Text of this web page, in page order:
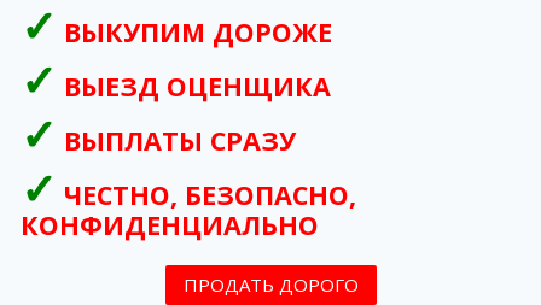
ВЫКУПИМ ДОРОЖЕ
ВЫЕЗД ОЦЕНЩИКА
ВЫПЛАТЫ СРАЗУ
ЧЕСТНО, БЕЗОПАСНО,
КОНФИДЕНЦИАЛЬНО
ПРОДАТЬ ДОРОГО